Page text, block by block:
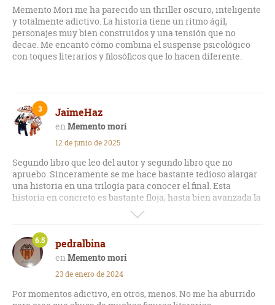
Memento Mori me ha parecido un thriller oscuro, inteligente
y totalmente adictivo. La historia tiene un ritmo ágil,
personajes muy bien construidos y una tensión que no
decae. Me encantó cómo combina el suspense psicológico
con toques literarios y filosóficos que lo hacen diferente.
JaimeHaz
Memento mori
3
12 de junio de 2025
Segundo libro que leo del autor y segundo libro que no
apruebo. Sinceramente se me hace bastante tedioso alargar
una historia en una trilogía para conocer el final. Esta
historia en concreto es bastante floja, hasta bien avanzada la
novela no empieza a pasar nada interesante ni siquiera se
hacen pesquisas para indagar nada sobre el asesino. La
referencia a la música, canciones, etc., se hace
espectacularmente aburrido y cansino. Hay diálogos
totalmente surrealistas e inverosímiles (sobre todo entre
Ramiro y Carapocha) y la historia mejora hacia el final pero
sin mucha expectativa.
pedralbina
Memento mori
6.5
23 de enero de 2024
Por momentos adictivo, en otros, menos. No me ha aburrido